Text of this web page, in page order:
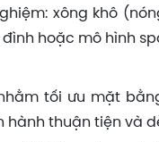
xông khô
hoặc mô hình
tối ưu mặt
hành thuận tiện và